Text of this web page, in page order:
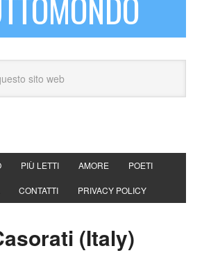
PIÙ LETTI AMORE POETI
CONTATTI PRIVACY POLICY
(Italy)